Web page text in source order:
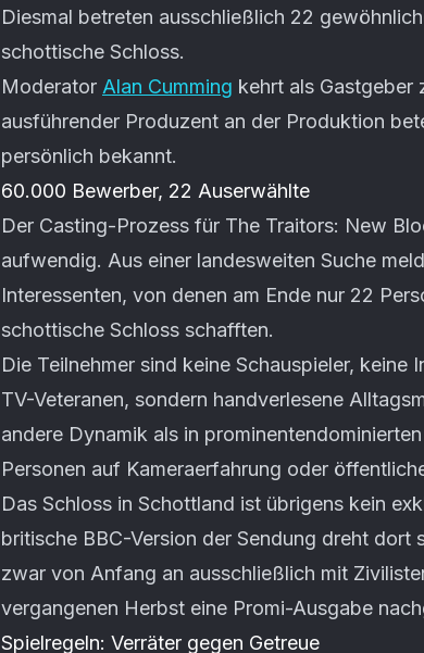
Diesmal betreten ausschließlich 22
schottische Schloss.
Moderator Alan Cumming kehrt als Gastgeber
ausführender Produzent an der Produktion
persönlich bekannt.
60.000 Bewerber, 22 Auserwählte
Der Casting-Prozess für The Traitors: New
aufwendig. Aus einer landesweiten Suche
Interessenten, von denen am Ende nur 22
schottische Schloss schafften.
Die Teilnehmer sind keine Schauspieler, keine
TV-Veteranen, sondern handverlesene
andere Dynamik als in
Personen auf Kameraerfahrung oder
Das Schloss in Schottland ist übrigens kein
britische BBC-Version der Sendung dreht dort
zwar von Anfang an ausschließlich mit
vergangenen Herbst eine Promi-Ausgabe
Spielregeln: Verräter gegen Getreue